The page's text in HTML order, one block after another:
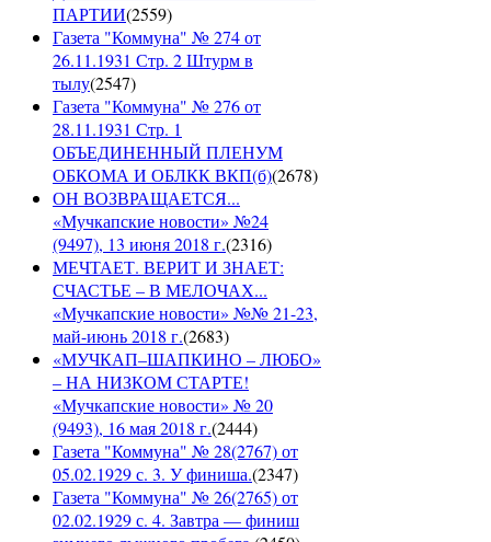
ПАРТИИ(2559)
Газета "Коммуна" № 274 от
26.11.1931 Стр. 2 Штурм в
тылу(2547)
Газета "Коммуна" № 276 от
28.11.1931 Стр. 1
ОБЪЕДИНЕННЫЙ ПЛЕНУМ
ОБКОМА И ОБЛКК ВКП(б)(2678)
ОН ВОЗВРАЩАЕТСЯ...
«Мучкапские новости» №24
(9497), 13 июня 2018 г.(2316)
МЕЧТАЕТ. ВЕРИТ И ЗНАЕТ:
СЧАСТЬЕ – В МЕЛОЧАХ...
«Мучкапские новости» №№ 21-23,
май-июнь 2018 г.(2683)
«МУЧКАП–ШАПКИНО – ЛЮБО»
– НА НИЗКОМ СТАРТЕ!
«Мучкапские новости» № 20
(9493), 16 мая 2018 г.(2444)
Газета "Коммуна" № 28(2767) от
05.02.1929 с. 3. У финиша.(2347)
Газета "Коммуна" № 26(2765) от
02.02.1929 с. 4. Завтра — финиш